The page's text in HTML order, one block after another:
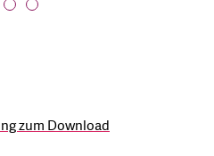
zum Download